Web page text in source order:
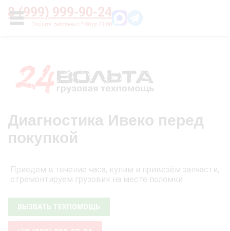
8 (999) 999-90-24
УСЛУГИ
Главная О нас Цены
Диагностика Ивеко перед
покупкой
Приедем в течение часа, купим и привезём запчасти,
отремонтируем грузовик на месте поломки
ВЫЗВАТЬ ТЕХПОМОЩЬ